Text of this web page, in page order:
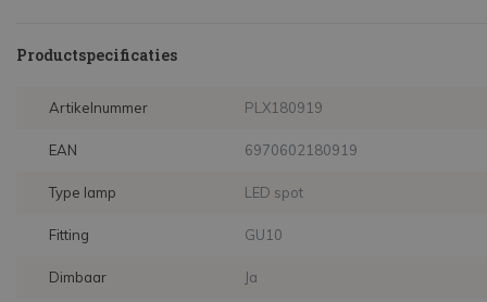
Productspecificaties
Artikelnummer PLX180919
EAN 6970602180919
Type lamp LED spot
Fitting GU10
Dimbaar Ja